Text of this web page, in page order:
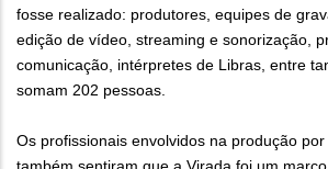
fosse realizado: produtores, equipes de
edição de vídeo, streaming e sonorização,
comunicação, intérpretes de Libras, entre
somam 202 pessoas.
Os profissionais envolvidos na produção